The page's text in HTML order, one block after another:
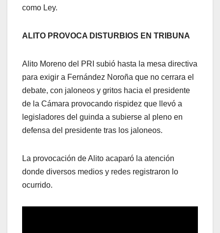
como Ley.
ALITO PROVOCA DISTURBIOS EN TRIBUNA
Alito Moreno del PRI subió hasta la mesa directiva
para exigir a Fernández Noroña que no cerrara el
debate, con jaloneos y gritos hacia el presidente
de la Cámara provocando rispidez que llevó a
legisladores del guinda a subierse al pleno en
defensa del presidente tras los jaloneos.
La provocación de Alito acaparó la atención
donde diversos medios y redes registraron lo
ocurrido.